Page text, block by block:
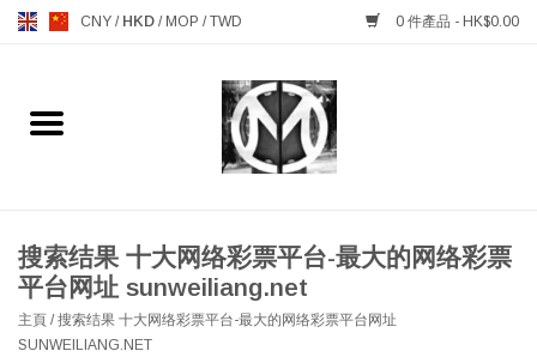
CNY / HKD / MOP /TWD 0 件產品 - HK$0.00
主頁
MANKS ANTIQUES 古董
LIGHTING 燈飾燈具
搜索结果 十大网络彩票平台-最大的网络彩票
平台网址 sunweiliang.net
主頁 /搜索结果 十大网络彩票平台-最大的网络彩票平台网址
SUNWEILIANG.NET